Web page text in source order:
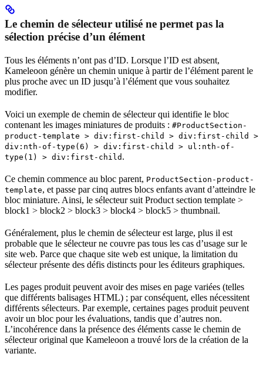
Le chemin de sélecteur utilisé ne permet pas la
sélection précise d’un élément
Tous les éléments n’ont pas d’ID. Lorsque l’ID est absent,
Kameleoon génère un chemin unique à partir de l’élément parent le
plus proche avec un ID jusqu’à l’élément que vous souhaitez
modifier.
Voici un exemple de chemin de sélecteur qui identifie le bloc
contenant les images miniatures de produits : #ProductSection-
product-template > div:first-child > div:first-child >
div:nth-of-type(6) > div:first-child > ul:nth-of-
type(1) > div:first-child .
Ce chemin commence au bloc parent, ProductSection-product-
template, et passe par cinq autres blocs enfants avant d’atteindre le
bloc miniature. Ainsi, le sélecteur suit Product section template >
block1 > block2 > block3 > block4 > block5 > thumbnail.
Généralement, plus le chemin de sélecteur est large, plus il est
probable que le sélecteur ne couvre pas tous les cas d’usage sur le
site web. Parce que chaque site web est unique, la limitation du
sélecteur présente des défis distincts pour les éditeurs graphiques.
Les pages produit peuvent avoir des mises en page variées (telles
que différents balisages HTML) ; par conséquent, elles nécessitent
différents sélecteurs. Par exemple, certaines pages produit peuvent
avoir un bloc pour les évaluations, tandis que d’autres non.
L’incohérence dans la présence des éléments casse le chemin de
sélecteur original que Kameleoon a trouvé lors de la création de la
variante.